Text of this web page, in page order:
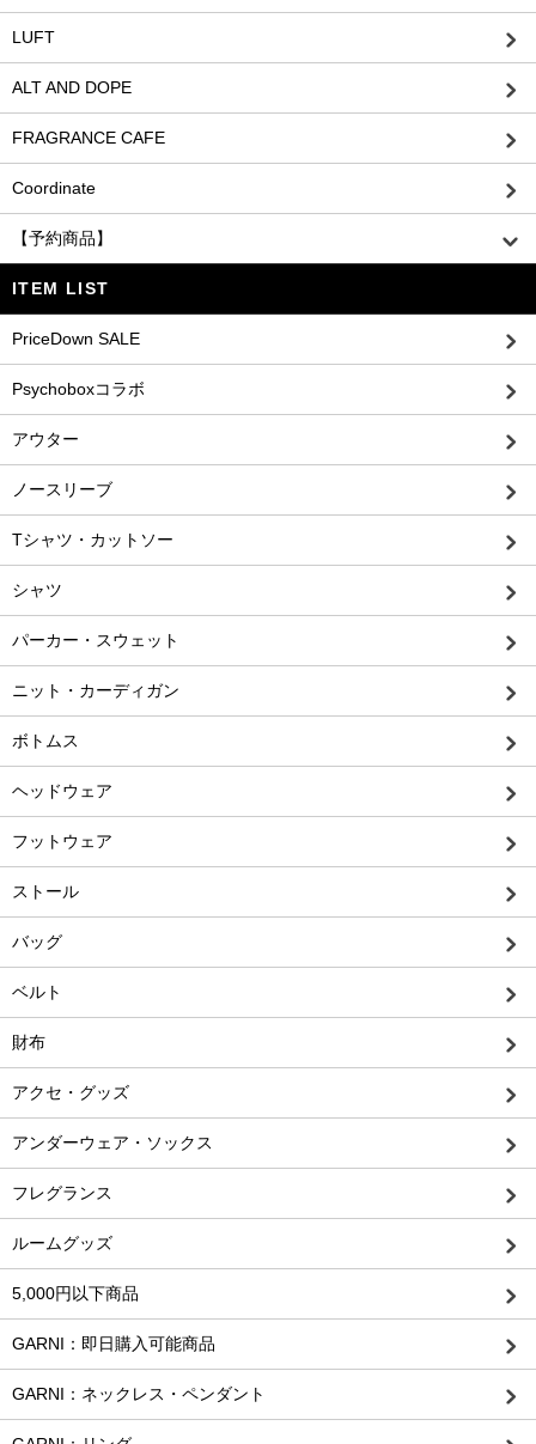
LUFT
ALT AND DOPE
FRAGRANCE CAFE
Coordinate
【予約商品】
ITEM LIST
PriceDown SALE
Psychoboxコラボ
アウター
ノースリーブ
Tシャツ・カットソー
シャツ
パーカー・スウェット
ニット・カーディガン
ボトムス
ヘッドウェア
フットウェア
ストール
バッグ
ベルト
財布
アクセ・グッズ
アンダーウェア・ソックス
フレグランス
ルームグッズ
5,000円以下商品
GARNI：即日購入可能商品
GARNI：ネックレス・ペンダント